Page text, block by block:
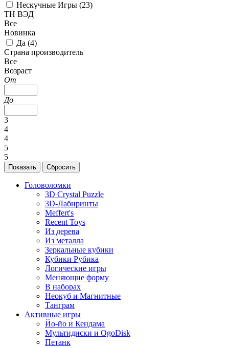
Нескучные Игры (23)
ТН ВЭД
Все
Новинка
Да (4)
Страна производитель
Все
Возраст
От
До
3
4
4
5
5
Головоломки
3D Crystal Puzzle
3D-Лабиринты
Meffert's
Recent Toys
Из дерева
Из металла
Зеркальные кубики
Кубики Рубика
Логические игры
Меняющие форму
В наборах
Неокуб и Магнитные
Танграм
Активные игры
Йо-йо и Кендама
Мультидиски и OgoDisk
Петанк